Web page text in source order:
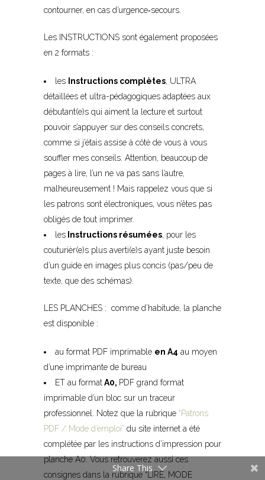
contourner, en cas d’urgence‐secours.
Les INSTRUCTIONS sont également proposées
en 2 formats :
les Instructions complètes, ULTRA
détaillées et ultra-pédagogiques adaptées aux
débutant(e)s qui aiment la lecture et surtout
pouvoir s’appuyer sur des conseils concrets,
comme si j’étais assise à côté de vous à vous
souffler mes conseils. Attention, beaucoup de
pages à lire, l’un ne va pas sans l’autre,
malheureusement ! Mais rappelez vous que si
les patrons sont électroniques, vous n’êtes pas
obligés de tout imprimer.
les Instructions résumées, pour les
couturièr(e)s plus averti(e)s ayant juste besoin
d’un guide en images plus concis (pas/peu de
texte, que des schémas).
LES PLANCHES : comme d’habitude, la planche
est disponible :
au format PDF imprimable en A4 au moyen
d’une imprimante de bureau
ET au formatA0, PDF grand format
imprimable d’un bloc sur un traceur
professionnel. Notez que la rubrique “Patrons
PDF / Mode d’emploi” du site internet a été
complétée par les instructions d’impression pour
planche A0. Vous retrouverez aussi ces
consignes dans la rubrique “LIRE, MODE
Share This